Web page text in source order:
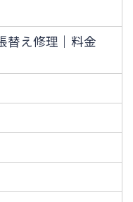
替え修理｜料金